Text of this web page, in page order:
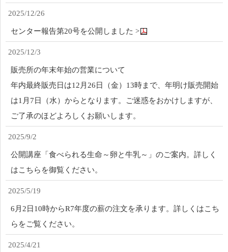
2025/12/26
センター報告第20号を公開しました >
2025/12/3
販売所の年末年始の営業について
年内最終販売日は12月26日（金）13時まで、年明け販売開始
は1月7日（水）からとなります。ご迷惑をおかけしますが、
ご了承のほどよろしくお願いします。
2025/9/2
公開講座「食べられる生命～卵と牛乳～」のご案内。詳しく
はこちらを御覧ください。
2025/5/19
6月2日10時からR7年度の薪の注文を承ります。詳しくはこち
らをご覧ください。
2025/4/21